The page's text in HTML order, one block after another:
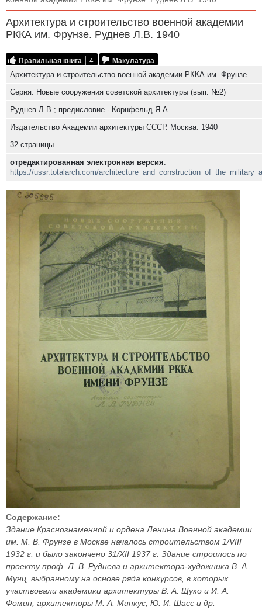
Архитектура и строительство военной академии
РККА им. Фрунзе. Руднев Л.В. 1940
Правильная книга 4 Макулатура
Архитектура и строительство военной академии РККА им. Фрунзе
Серия: Новые сооружения советской архитектуры (вып. №2)
Руднев Л.В.; предисловие - Корнфельд Я.А.
Издательство Академии архитектуры СССР. Москва. 1940
32 страницы
отредактированная электронная версия:
https://ussr.totalarch.com/
Содержание:
Здание Краснознаменной и ордена Ленина Военной академии
им. М. В. Фрунзе в Москве началось строительством 1/VIII
1932 г. и было закончено 31/XII 1937 г. Здание строилось по
проекту проф. Л. В. Руднева и архитектора-художника В. А.
Мунц, выбранному на основе ряда конкурсов, в которых
участвовали академики архитектуры В. А. Щуко и И. А.
Фомин, архитекторы М. А. Минкус, Ю. И. Шасс и др.